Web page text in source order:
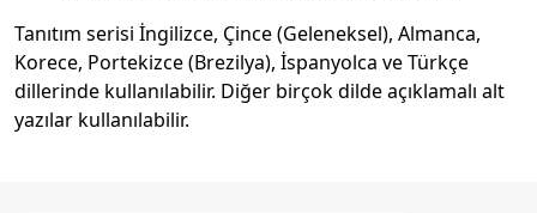
Tanıtım serisi İngilizce, Çince (Geleneksel), Almanca,
Korece, Portekizce (Brezilya), İspanyolca ve Türkçe
dillerinde kullanılabilir. Diğer birçok dilde açıklamalı alt
yazılar kullanılabilir.